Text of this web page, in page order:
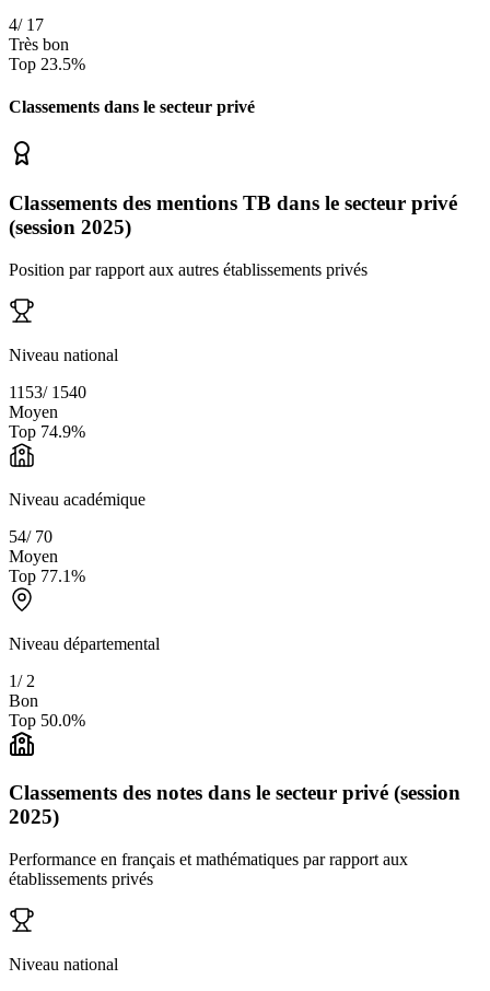
4/ 17
Très bon
Top 23.5%
Classements dans le secteur privé
Classements des mentions TB dans le secteur privé
(session 2025)
Position par rapport aux autres établissements privés
Niveau national
1153/ 1540
Moyen
Top 74.9%
Niveau académique
54/ 70
Moyen
Top 77.1%
Niveau départemental
1/ 2
Bon
Top 50.0%
Classements des notes dans le secteur privé (session
2025)
Performance en français et mathématiques par rapport aux
établissements privés
Niveau national